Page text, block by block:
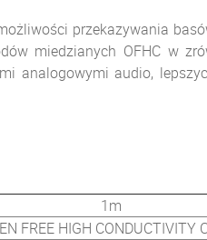
przekazywania
miedzianych OFHC w
analogowymi audio,
1m
FREE HIGH CONDUCTIVITY